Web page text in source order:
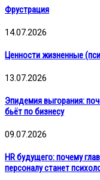
Фрустрация
14.07.2026
Ценности жизненные
13.07.2026
Эпидемия выгорания:
бьёт по бизнесу
09.07.2026
HR будущего: почему
персоналу станет